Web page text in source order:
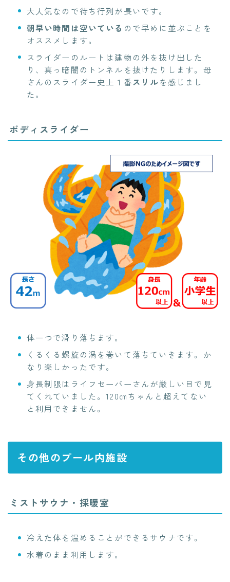
大人気なので待ち行列が長いです。
朝早い時間は空いている ので早めに並ぶことを
オススメします。
スライダーのルートは建物の外を抜け出した
り、真っ暗闇のトンネルを抜けたりします。母
さんのスライダー史上１番スリルを感じまし
た。
ボディスライダー
体一つで滑り落ちます。
くるくる螺旋の渦を巻いて落ちていきます。か
なり楽しかったです。
身長制限はライフセーバーさんが厳しい目で見
てくれていました。120㎝ちゃんと超えてない
と利用できません。
その他のプール内施設
ミストサウナ・採暖室
冷えた体を温めることができるサウナです。
水着のまま利用します。